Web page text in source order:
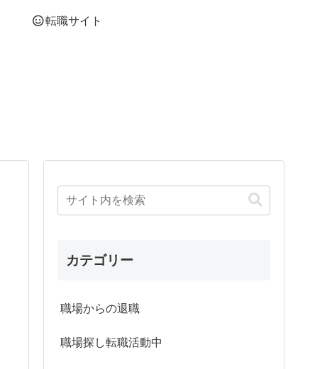
転職サイト
カテゴリー
職場からの退職
職場探し転職活動中